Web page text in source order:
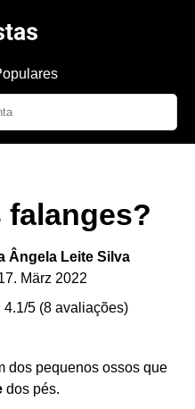
falanges?
Ângela Leite Silva
März 2022
4.1/5 (8 avaliações)
dos pequenos ossos que
dos pés.